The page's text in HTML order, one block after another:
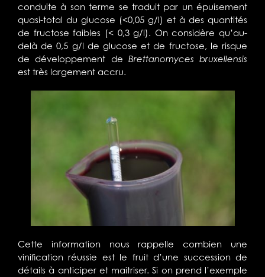
conduite à son terme se traduit par un épuisement
quasi-total du glucose (<0,05 g/l) et à des quantités
de fructose faibles (< 0,3 g/l). On considère qu’au-
delà de 0,5 g/l de glucose et de fructose, le risque
de développement de Brettanomyces bruxellensis
est très largement accru.
Cette information nous rappelle combien une
vinification réussie est le fruit d’une succession de
détails à anticiper et maitriser. Si on prend l’exemple